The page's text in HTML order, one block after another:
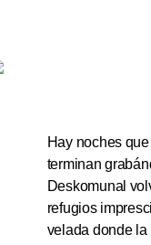
Hay noches
terminan
Deskomunal
refugios
velada donde